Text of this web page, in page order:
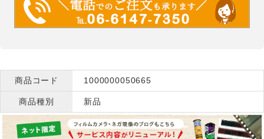
商品コード 1000000050665
商品種別 新品